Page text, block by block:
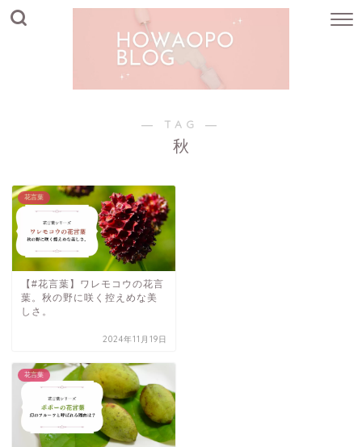
― TAG ―
秋
花言葉
【#花言葉】ワレモコウの花言
葉。秋の野に咲く控えめな美
しさ。
2024年11月19日
花言葉